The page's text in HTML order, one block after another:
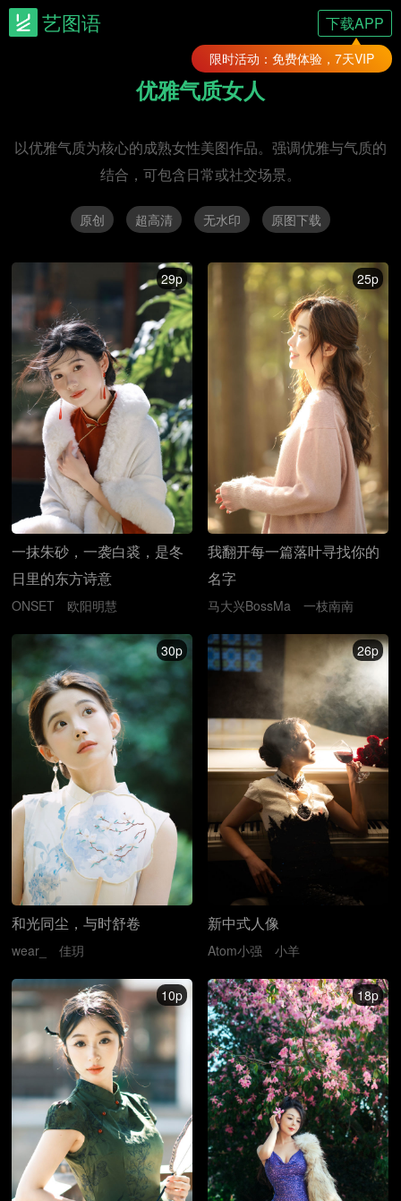
艺图语 下载APP
限时活动：免费体验，7天VIP
优雅气质女人
以优雅气质为核心的成熟女性美图作品。强调优雅与气质的
结合，可包含日常或社交场景。
原创 超高清 无水印 原图下载
29p
一抹朱砂，一袭白裘，是冬
日里的东方诗意
ONSET 欧阳明慧
25p
我翻开每一篇落叶寻找你的
名字
马大兴BossMa 一枝南南
30p
和光同尘，与时舒卷
wear_ 佳玥
26p
新中式人像
Atom小强 小羊
10p 18p